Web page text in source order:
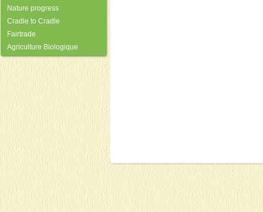
Nature progress
Cradle to Cradle
Fairtrade
Agriculture Biologique